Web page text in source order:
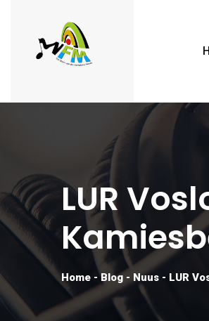
LUR
Home -Blog - Nuus - LUR